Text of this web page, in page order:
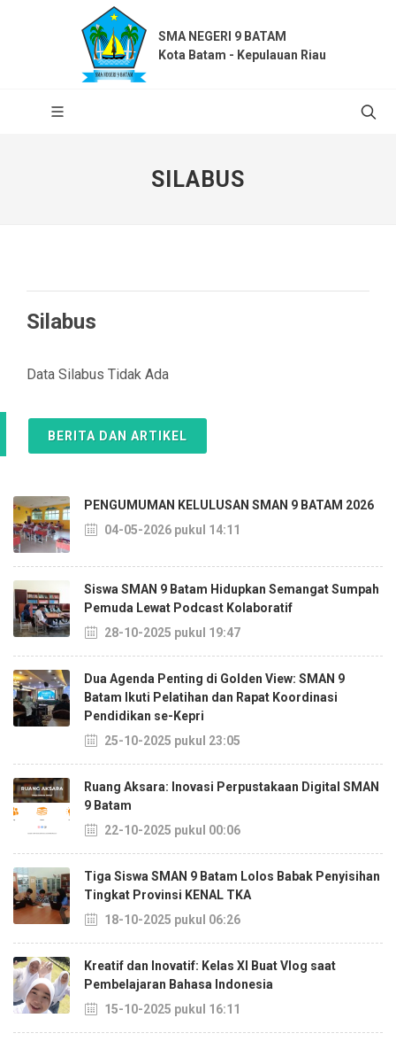
SMA NEGERI 9 BATAM
Kota Batam - Kepulauan Riau
SILABUS
Silabus
Data Silabus Tidak Ada
BERITA DAN ARTIKEL
PENGUMUMAN KELULUSAN SMAN 9 BATAM 2026
04-05-2026 pukul 14:11
Siswa SMAN 9 Batam Hidupkan Semangat Sumpah
Pemuda Lewat Podcast Kolaboratif
28-10-2025 pukul 19:47
Dua Agenda Penting di Golden View: SMAN 9
Batam Ikuti Pelatihan dan Rapat Koordinasi
Pendidikan se-Kepri
25-10-2025 pukul 23:05
Ruang Aksara: Inovasi Perpustakaan Digital SMAN
9 Batam
22-10-2025 pukul 00:06
Tiga Siswa SMAN 9 Batam Lolos Babak Penyisihan
Tingkat Provinsi KENAL TKA
18-10-2025 pukul 06:26
Kreatif dan Inovatif: Kelas XI Buat Vlog saat
Pembelajaran Bahasa Indonesia
15-10-2025 pukul 16:11